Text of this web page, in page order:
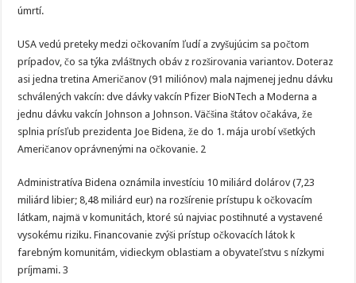
úmrtí.
USA vedú preteky medzi očkovaním ľudí a zvyšujúcim sa počtom
prípadov, čo sa týka zvláštnych obáv z rozširovania variantov. Doteraz
asi jedna tretina Američanov (91 miliónov) mala najmenej jednu dávku
schválených vakcín: dve dávky vakcín Pfizer BioNTech a Moderna a
jednu dávku vakcín Johnson a Johnson. Väčšina štátov očakáva, že
splnia prísľub prezidenta Joe Bidena, že do 1. mája urobí všetkých
Američanov oprávnenými na očkovanie. 2
Administratíva Bidena oznámila investíciu 10 miliárd dolárov (7,23
miliárd libier; 8,48 miliárd eur) na rozšírenie prístupu k očkovacím
látkam, najmä v komunitách, ktoré sú najviac postihnuté a vystavené
vysokému riziku. Financovanie zvýši prístup očkovacích látok k
farebným komunitám, vidieckym oblastiam a obyvateľstvu s nízkymi
príjmami. 3